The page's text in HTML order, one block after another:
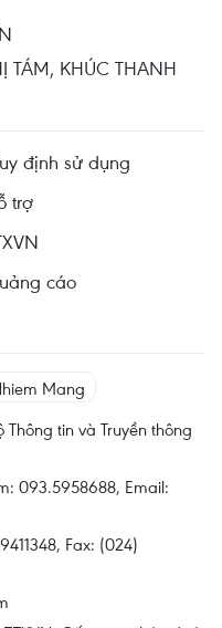
TÁM, KHÚC THANH
định sử dụng
trợ
cáo
Thông tin và Truyền thông
093.5958688, Email:
Fax: (024)